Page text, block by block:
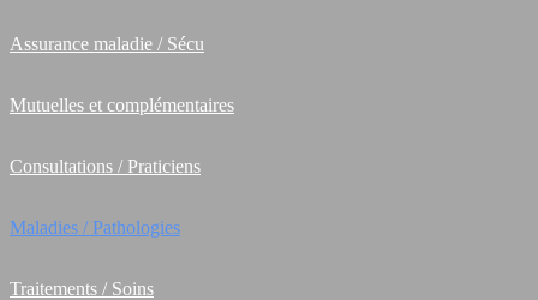
Assurance maladie / Sécu
Mutuelles et complémentaires
Consultations / Praticiens
Maladies / Pathologies
Traitements / Soins